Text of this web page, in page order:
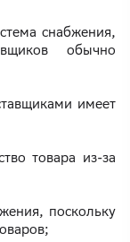
снабжения,
обычно
имеет
товара из-за
поскольку